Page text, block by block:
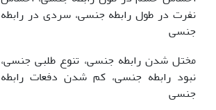
نفرت در طول رابطه جنسی، سردی در رابطه
جنسی
مختل شدن رابطه جنسی، تنوع طلبی جنسی،
نبود رابطه جنسی، کم شدن دفعات رابطه
جنسی